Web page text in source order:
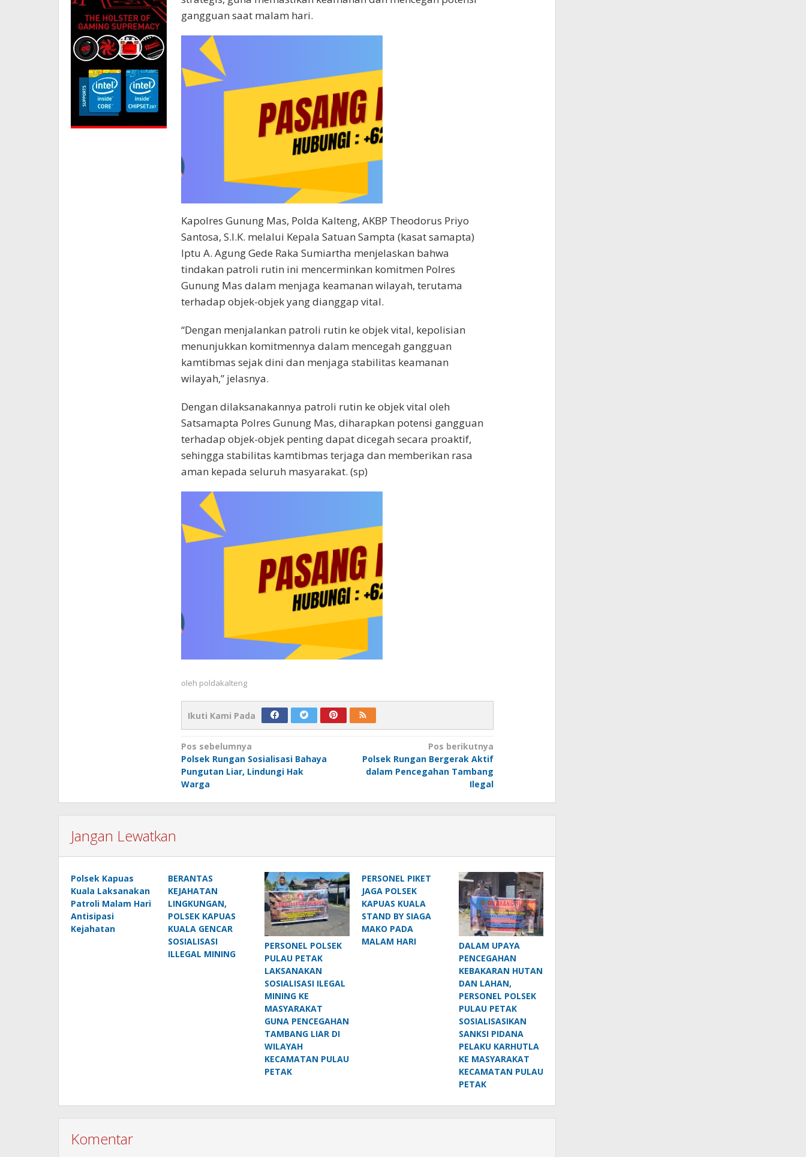
gangguan saat malam hari.
Kapolres Gunung Mas, Polda Kalteng, AKBP Theodorus Priyo
Santosa, S.I.K. melalui Kepala Satuan Sampta (kasat samapta)
Iptu A. Agung Gede Raka Sumiartha menjelaskan bahwa
tindakan patroli rutin ini mencerminkan komitmen Polres
Gunung Mas dalam menjaga keamanan wilayah, terutama
terhadap objek-objek yang dianggap vital.
“Dengan menjalankan patroli rutin ke objek vital, kepolisian
menunjukkan komitmennya dalam mencegah gangguan
kamtibmas sejak dini dan menjaga stabilitas keamanan
wilayah,” jelasnya.
Dengan dilaksanakannya patroli rutin ke objek vital oleh
Satsamapta Polres Gunung Mas, diharapkan potensi gangguan
terhadap objek-objek penting dapat dicegah secara proaktif,
sehingga stabilitas kamtibmas terjaga dan memberikan rasa
aman kepada seluruh masyarakat. (sp)
oleh poldakalteng
Ikuti Kami Pada
Navigasi
pos
Pos sebelumnya
Polsek Rungan Sosialisasi Bahaya
Pungutan Liar, Lindungi Hak
Warga
Pos berikutnya
Polsek Rungan Bergerak Aktif
dalam Pencegahan Tambang
Ilegal
Jangan Lewatkan
Polsek Kapuas
Kuala Laksanakan
Patroli Malam Hari
Antisipasi
Kejahatan
BERANTAS
KEJAHATAN
LINGKUNGAN,
POLSEK KAPUAS
KUALA GENCAR
SOSIALISASI
ILLEGAL MINING
PERSONEL POLSEK
PULAU PETAK
LAKSANAKAN
SOSIALISASI ILEGAL
MINING KE
MASYARAKAT
GUNA PENCEGAHAN
TAMBANG LIAR DI
WILAYAH
KECAMATAN PULAU
PETAK
PERSONEL PIKET
JAGA POLSEK
KAPUAS KUALA
STAND BY SIAGA
MAKO PADA
MALAM HARI
DALAM UPAYA
PENCEGAHAN
KEBAKARAN HUTAN
DAN LAHAN,
PERSONEL POLSEK
PULAU PETAK
SOSIALISASIKAN
SANKSI PIDANA
PELAKU KARHUTLA
KE MASYARAKAT
KECAMATAN PULAU
PETAK
Komentar